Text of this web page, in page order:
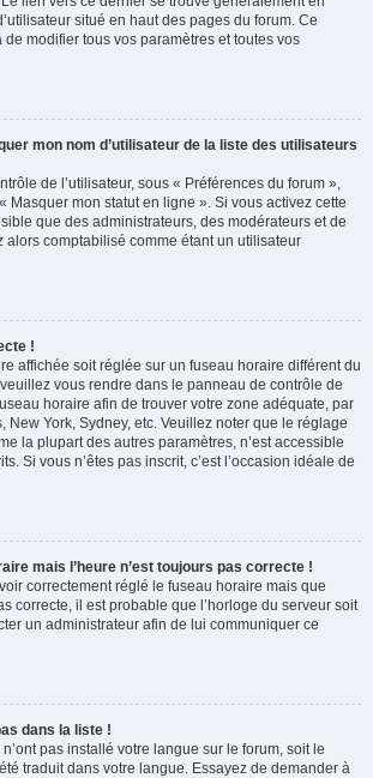
situé en haut des pages du forum. Ce
de modifier tous vos paramètres et toutes vos
mon nom d’utilisateur de la liste des utilisateurs
de l’utilisateur, sous « Préférences du forum »,
Masquer mon statut en ligne ». Si vous activez cette
que des administrateurs, des modérateurs et de
alors comptabilisé comme étant un utilisateur
!
affichée soit réglée sur un fuseau horaire différent du
vous rendre dans le panneau de contrôle de
horaire afin de trouver votre zone adéquate, par
New York, Sydney, etc. Veuillez noter que le réglage
la plupart des autres paramètres, n’est accessible
Si vous n’êtes pas inscrit, c’est l’occasion idéale de
mais l’heure n’est toujours pas correcte !
correctement réglé le fuseau horaire mais que
correcte, il est probable que l’horloge du serveur soit
un administrateur afin de lui communiquer ce
dans la liste !
pas installé votre langue sur le forum, soit le
traduit dans votre langue. Essayez de demander à